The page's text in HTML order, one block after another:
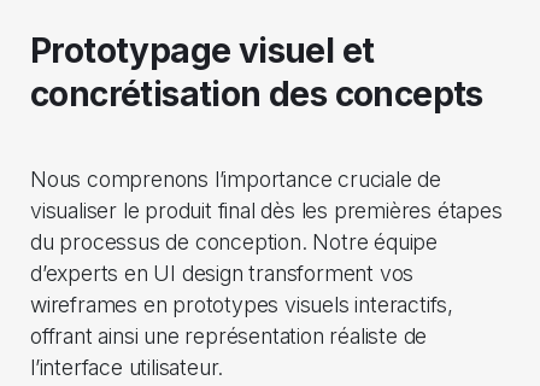
Prototypage visuel et
concrétisation des concepts
Nous comprenons l’importance cruciale de
visualiser le produit final dès les premières étapes
du processus de conception. Notre équipe
d’experts en UI design transforment vos
wireframes en prototypes visuels interactifs,
offrant ainsi une représentation réaliste de
l’interface utilisateur.